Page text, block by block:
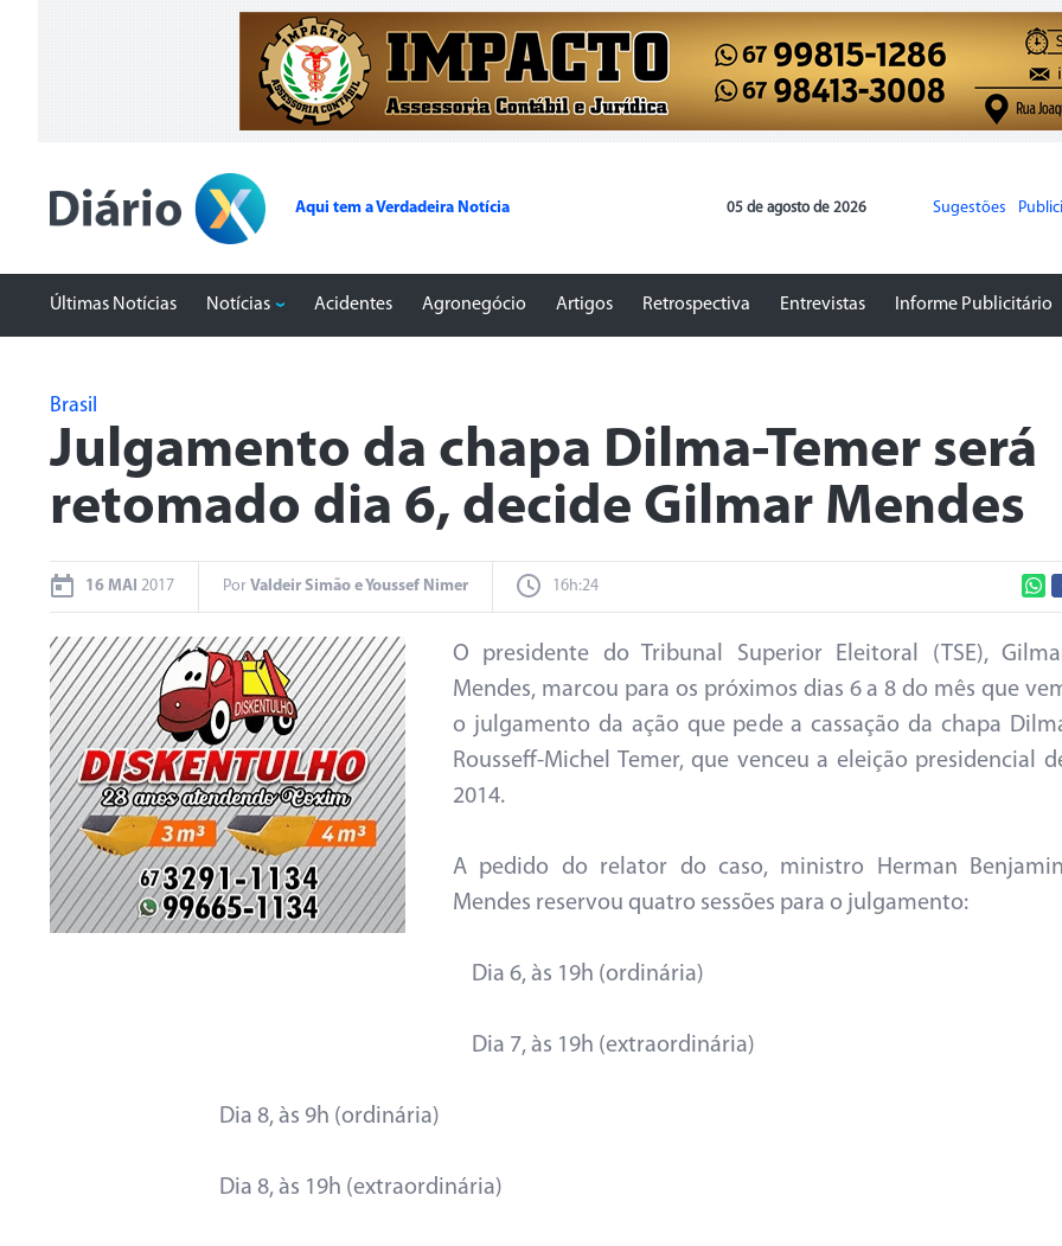
Aqui tem a Verdadeira Notícia 05 de agosto de 2026 Sugestões
Últimas Notícias Notícias Acidentes Agronegócio Artigos Retrospectiva Entrevistas Informe Publicitário
Brasil
Julgamento da chapa Dilma-Temer será
retomado dia 6, decide Gilmar Mendes
16 MAI 2017 Por Valdeir Simão e Youssef Nimer 16h:24
O presidente do Tribunal Superior Eleitoral (TSE),
Mendes, marcou para os próximos dias 6 a 8 do mês que
o julgamento da ação que pede a cassação da chapa
Rousseff-Michel Temer, que venceu a eleição presidencial
2014.
A pedido do relator do caso, ministro Herman
Mendes reservou quatro sessões para o julgamento:
Dia 6, às 19h (ordinária)
Dia 7, às 19h (extraordinária)
Dia 8, às 9h (ordinária)
Dia 8, às 19h (extraordinária)